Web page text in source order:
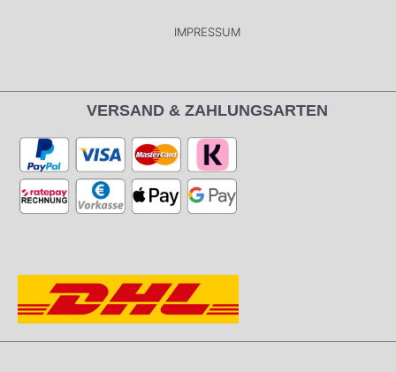
IMPRESSUM
VERSAND & ZAHLUNGSARTEN